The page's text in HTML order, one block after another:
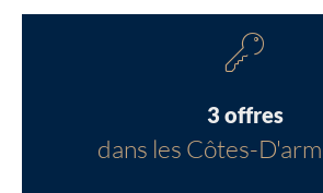
3 offres
dans les Côtes-